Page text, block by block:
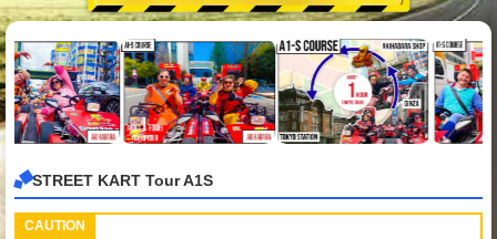
STREET KART Tour A1S
CAUTION